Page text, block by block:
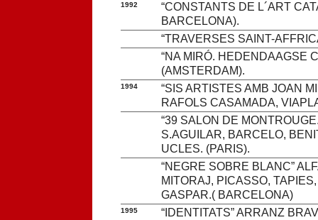
1992
“CONSTANTS DE L´ART
BARCELONA).
“TRAVERSES SAINT-
“NA MIRÓ. HEDENDAAGSE
(AMSTERDAM).
1994
“SIS ARTISTES AMB JOAN
RAFOLS CASAMADA,
“39 SALON DE
S.AGUILAR, BARCELO,
UCLES. (PARIS).
“NEGRE SOBRE BLANC”
MITORAJ, PICASSO,
GASPAR.( BARCELONA)
1995
“IDENTITATS” ARRANZ